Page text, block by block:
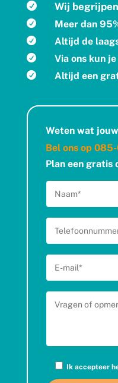
 Wij
 Meer dan
 Altijd de
 Via ons kun
 Altijd een
Weten wat
Bel ons op
Plan een gratis
Ik accepteer